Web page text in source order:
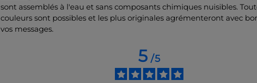
sont assemblés à l'eau et sans composants chimiques nuisibles.
couleurs sont possibles et les plus originales agrémenteront avec
vos messages.
5/5